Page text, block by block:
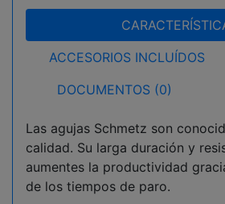
ACCESORIOS INCLUÍDOS
DOCUMENTOS (0)
Las agujas Schmetz son
calidad. Su larga duración y
aumentes la productividad
de los tiempos de paro.